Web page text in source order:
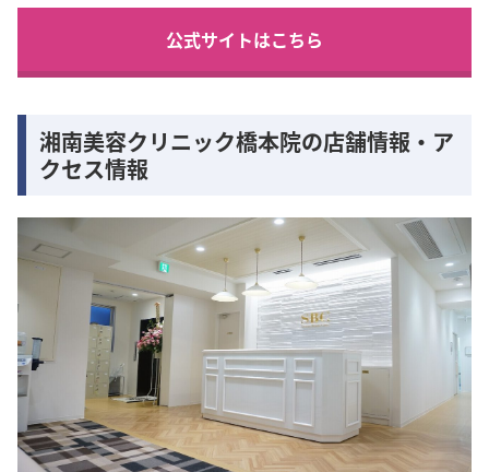
公式サイトはこちら
湘南美容クリニック橋本院の店舗情報・ア
クセス情報